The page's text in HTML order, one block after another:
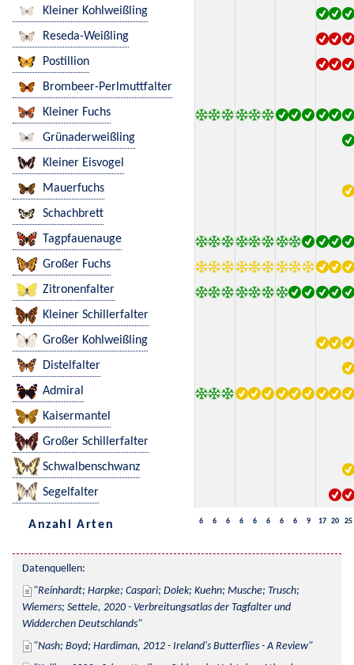
Kleiner Kohlweißling
Reseda-Weißling
Postillion
Brombeer-Perlmuttfalter
Kleiner Fuchs
Grünaderweißling
Kleiner Eisvogel
Mauerfuchs
Schachbrett
Tagpfauenauge
Großer Fuchs
Zitronenfalter
Kleiner Schillerfalter
Großer Kohlweißling
Distelfalter
Admiral
Kaisermantel
Großer Schillerfalter
Schwalbenschwanz
Segelfalter
Anzahl Arten 6 6 6 6 6 6 6 6 9 17 20 25
Datenquellen:
Reinhardt; Harpke; Caspari; Dolek; Kuehn; Musche; Trusch;
Wiemers; Settele, 2020 - Verbreitungsatlas der Tagfalter und
Widderchen Deutschlands
Nash; Boyd; Hardiman, 2012 - Ireland's Butterflies - A Review